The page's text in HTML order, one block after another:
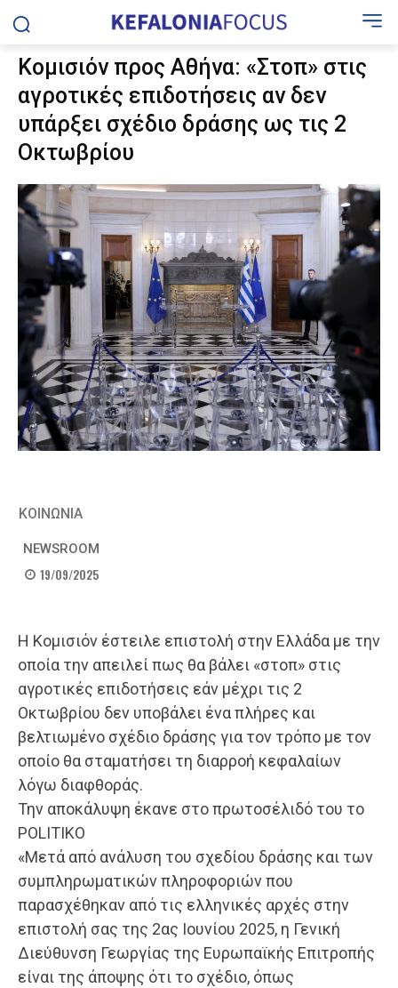
Κομισιόν προς Αθήνα: «Στοπ» στις
αγροτικές επιδοτήσεις αν δεν
υπάρξει σχέδιο δράσης ως τις 2
Οκτωβρίου
ΚΟΙΝΩΝΙΑ
NEWSROOM
19/09/2025
Η Κομισιόν έστειλε επιστολή στην Ελλάδα με την
οποία την απειλεί πως θα βάλει «στοπ» στις
αγροτικές επιδοτήσεις εάν μέχρι τις 2
Οκτωβρίου δεν υποβάλει ένα πλήρες και
βελτιωμένο σχέδιο δράσης για τον τρόπο με τον
οποίο θα σταματήσει τη διαρροή κεφαλαίων
λόγω διαφθοράς.
Την αποκάλυψη έκανε στο πρωτοσέλιδό του το
POLITIKO
«Μετά από ανάλυση του σχεδίου δράσης και των
συμπληρωματικών πληροφοριών που
παρασχέθηκαν από τις ελληνικές αρχές στην
επιστολή σας της 2ας Ιουνίου 2025, η Γενική
Διεύθυνση Γεωργίας της Ευρωπαϊκής Επιτροπής
είναι της άποψης ότι το σχέδιο, όπως